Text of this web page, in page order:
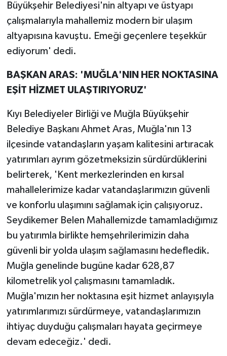
Büyükşehir Belediyesi'nin altyapı ve üstyapı
çalışmalarıyla mahallemiz modern bir ulaşım
altyapısına kavuştu. Emeği geçenlere teşekkür
ediyorum' dedi.
BAŞKAN ARAS: 'MUĞLA'NIN HER NOKTASINA
EŞİT HİZMET ULAŞTIRIYORUZ'
Kıyı Belediyeler Birliği ve Muğla Büyükşehir
Belediye Başkanı Ahmet Aras, Muğla'nın 13
ilçesinde vatandaşların yaşam kalitesini artıracak
yatırımları ayrım gözetmeksizin sürdürdüklerini
belirterek, 'Kent merkezlerinden en kırsal
mahallelerimize kadar vatandaşlarımızın güvenli
ve konforlu ulaşımını sağlamak için çalışıyoruz.
Seydikemer Belen Mahallemizde tamamladığımız
bu yatırımla birlikte hemşehrilerimizin daha
güvenli bir yolda ulaşım sağlamasını hedefledik.
Muğla genelinde bugüne kadar 628,87
kilometrelik yol çalışmasını tamamladık.
Muğla'mızın her noktasına eşit hizmet anlayışıyla
yatırımlarımızı sürdürmeye, vatandaşlarımızın
ihtiyaç duyduğu çalışmaları hayata geçirmeye
devam edeceğiz.' dedi.